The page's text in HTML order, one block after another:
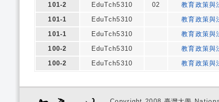
101-2
EduTch5310 02
教育政策與
101-1
EduTch5310
教育政策與
101-1
EduTch5310
教育政策與
100-2
EduTch5310
教育政策與
100-2
EduTch5310 教育政策與